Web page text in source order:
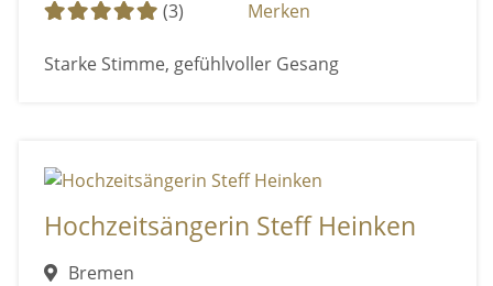
(3) Merken
Starke Stimme, gefühlvoller Gesang
Hochzeitsängerin Steff Heinken
Bremen